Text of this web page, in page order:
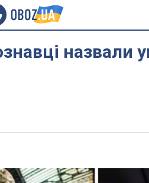
назвали